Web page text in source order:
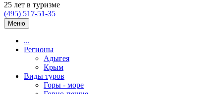
25 лет в туризме
(495) 517-51-35
Меню
...
Регионы
Адыгея
Крым
Виды туров
Горы - море